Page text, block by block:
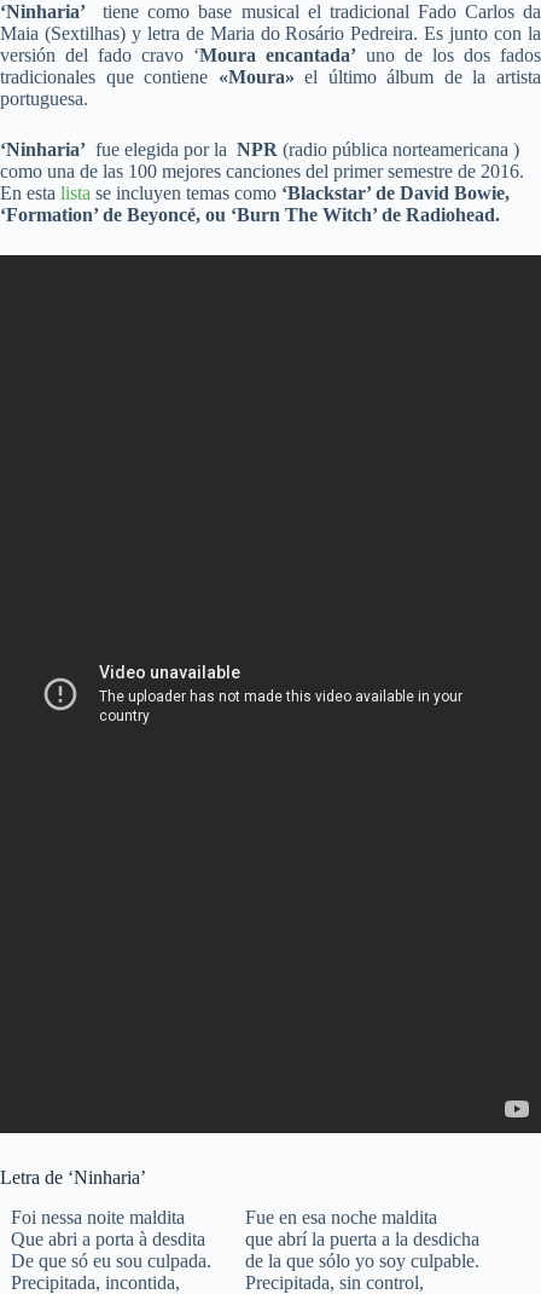
‘Ninharia’ tiene como base musical el tradicional Fado Carlos da
Maia (Sextilhas) y letra de Maria do Rosário Pedreira. Es junto con la
versión del fado cravo ‘Moura encantada’ uno de los dos fados
tradicionales que contiene «Moura» el último álbum de la artista
portuguesa.
‘Ninharia’ fue elegida por la NPR (radio pública norteamericana )
como una de las 100 mejores canciones del primer semestre de 2016.
En esta lista se incluyen temas como ‘Blackstar’ de David Bowie,
‘Formation’ de Beyoncé, ou ‘Burn The Witch’ de Radiohead.
Letra de ‘Ninharia’
Foi nessa noite maldita
Que abri a porta à desdita
De que só eu sou culpada.
Precipitada, incontida,
Fue en esa noche maldita
que abrí la puerta a la desdicha
de la que sólo yo soy culpable.
Precipitada, sin control,